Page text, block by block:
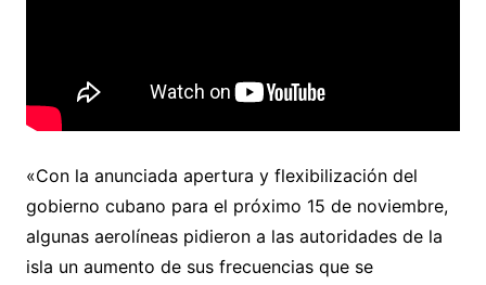
«Con la anunciada apertura y flexibilización del
gobierno cubano para el próximo 15 de noviembre,
algunas aerolíneas pidieron a las autoridades de la
isla un aumento de sus frecuencias que se